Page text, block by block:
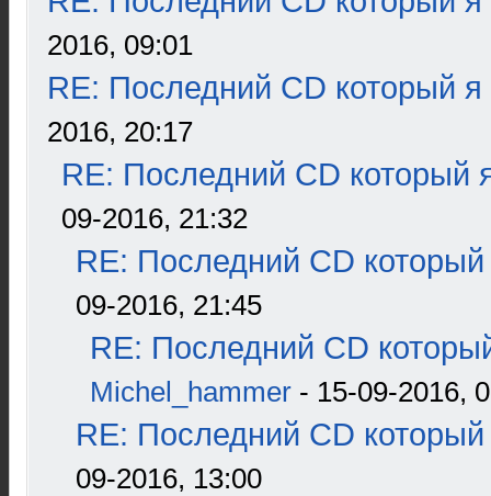
2016, 09:01
RE: Последний CD который я
2016, 20:17
RE: Последний CD который
09-2016, 21:32
RE: Последний CD который
09-2016, 21:45
RE: Последний CD
Michel_hammer - 15-09-2016,
RE: Последний CD который
09-2016, 13:00